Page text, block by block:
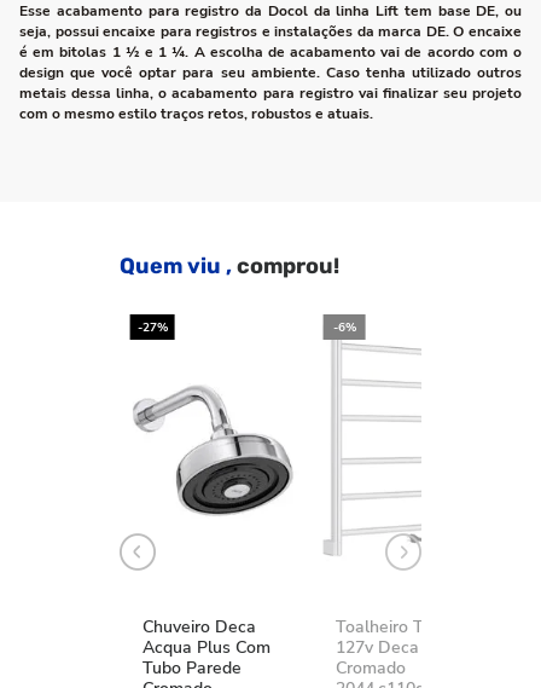
Esse acabamento para registro da Docol da linha Lift tem base DE, ou
seja, possui encaixe para registros e instalações da marca DE. O encaixe
é em bitolas 1 ½ e 1 ¼. A escolha de acabamento vai de acordo com o
design que você optar para seu ambiente. Caso tenha utilizado outros
metais dessa linha, o acabamento para registro vai finalizar seu projeto
com o mesmo estilo traços retos, robustos e atuais.
Quem viu ,comprou!
-27%
Chuveiro Deca
Acqua Plus Com
Tubo Parede
-6%
Toalheiro Térmico
127v Deca You
Cromado